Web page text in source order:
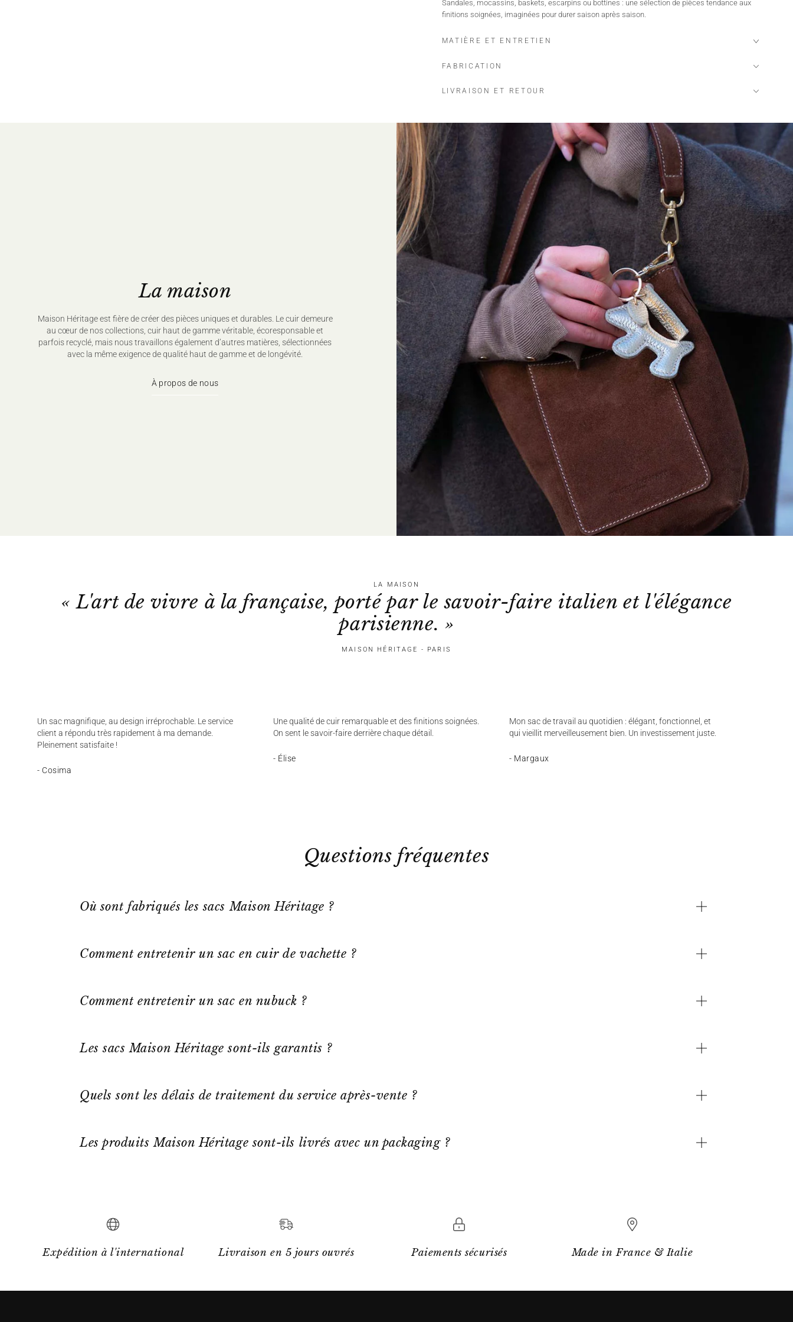
Sandales, mocassins, baskets, escarpins ou bottines : une sélection de pièces tendance aux
finitions soignées, imaginées pour durer saison après saison.
MATIÈRE ET ENTRETIEN
FABRICATION
LIVRAISON ET RETOUR
La maison
Maison Héritage est fière de créer des pièces uniques et durables. Le cuir demeure
au cœur de nos collections, cuir haut de gamme véritable, écoresponsable et
parfois recyclé, mais nous travaillons également d’autres matières, sélectionnées
avec la même exigence de qualité haut de gamme et de longévité.
À propos de nous
LA MAISON
« L'art de vivre à la française, porté par le savoir-faire italien et l'élégance
parisienne. »
MAISON HÉRITAGE - PARIS
Un sac magnifique, au design irréprochable. Le service
client a répondu très rapidement à ma demande.
Pleinement satisfaite !
- Cosima
Une qualité de cuir remarquable et des finitions soignées.
On sent le savoir-faire derrière chaque détail.
- Élise
Mon sac de travail au quotidien : élégant, fonctionnel, et
qui vieillit merveilleusement bien. Un investissement juste.
- Margaux
Questions fréquentes
Où sont fabriqués les sacs Maison Héritage ?
Comment entretenir un sac en cuir de vachette ?
Comment entretenir un sac en nubuck ?
Les sacs Maison Héritage sont-ils garantis ?
Quels sont les délais de traitement du service après-vente ?
Les produits Maison Héritage sont-ils livrés avec un packaging ?
Expédition à l'international Livraison en 5 jours ouvrés Paiements sécurisés Made in France & Italie